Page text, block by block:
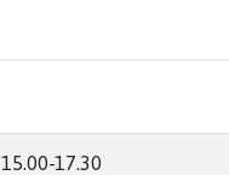
15.00-17.30